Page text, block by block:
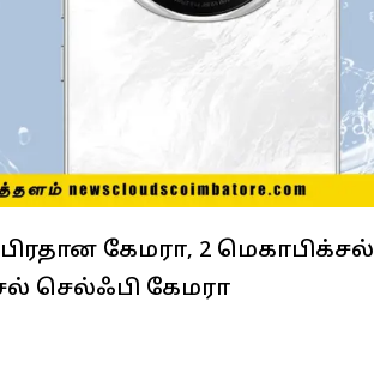
கேமரா, 2 மெகாபிக்சல்
செல்ஃபி கேமரா